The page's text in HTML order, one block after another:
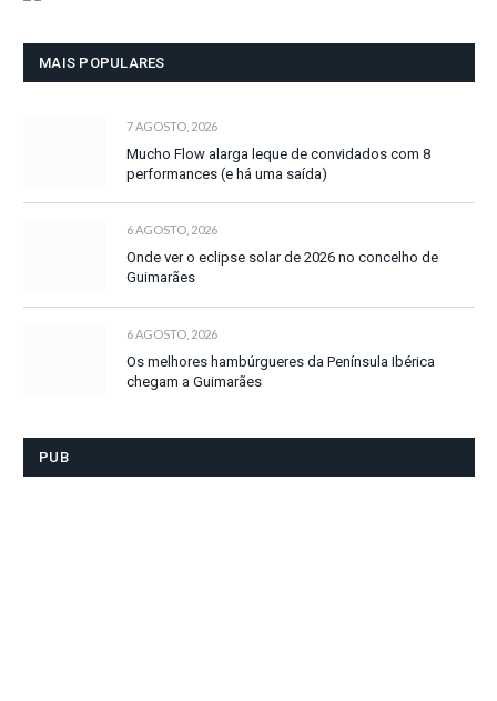
MAIS POPULARES
7 AGOSTO, 2026
Mucho Flow alarga leque de convidados com 8
performances (e há uma saída)
6 AGOSTO, 2026
Onde ver o eclipse solar de 2026 no concelho de
Guimarães
6 AGOSTO, 2026
Os melhores hambúrgueres da Península Ibérica
chegam a Guimarães
PUB